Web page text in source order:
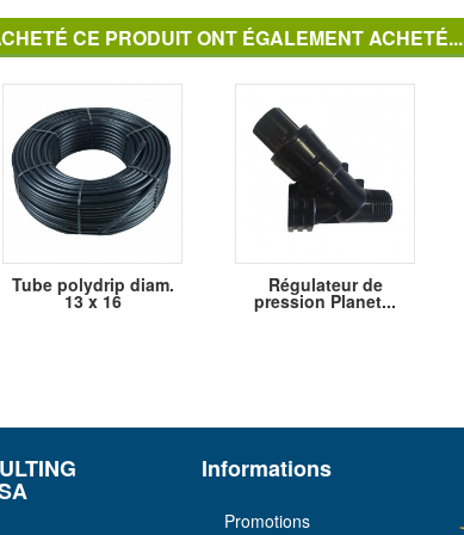
CE PRODUIT ONT ÉGALEMENT ACHETÉ...
Tube polydrip diam.
13 x 16
Régulateur de
pression Planet...
Informations
Promotions